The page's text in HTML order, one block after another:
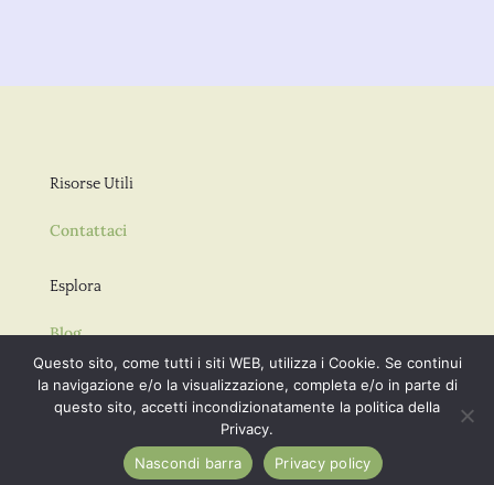
Risorse Utili
Contattaci
Esplora
Blog
Guida Sintetica
Questo sito, come tutti i siti WEB, utilizza i Cookie. Se continui
la navigazione e/o la visualizzazione, completa e/o in parte di
questo sito, accetti incondizionatamente la politica della
Privacy.
Nascondi barra
Privacy policy